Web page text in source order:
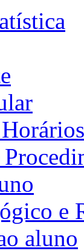
e
aluno